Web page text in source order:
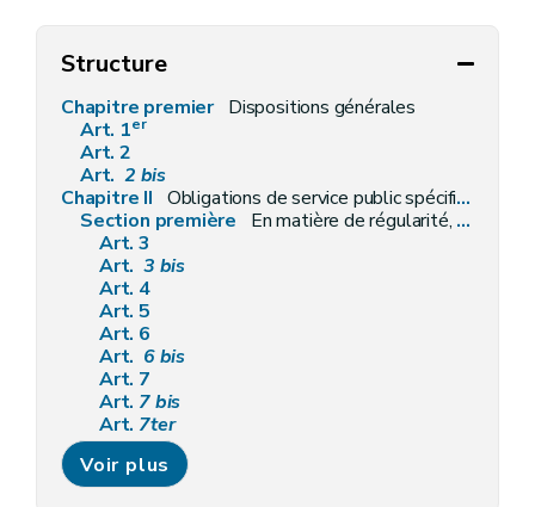
Structure
Chapitre premier Dispositions générales
Art. 1er
Art. 2
Art. 2 bis
Chapitre II Obligations de service public spécifiques aux fournisseurs
Section première
En matière de régularité, qualité et facturation des fournitures
Art. 3
Art. 3 bis
Art. 4
Art. 5
Art. 6
Art. 6bis
Art. 7
Art. 7bis
Art. 7ter
Art. 8
Art.8bis
Art. 9
Voir plus